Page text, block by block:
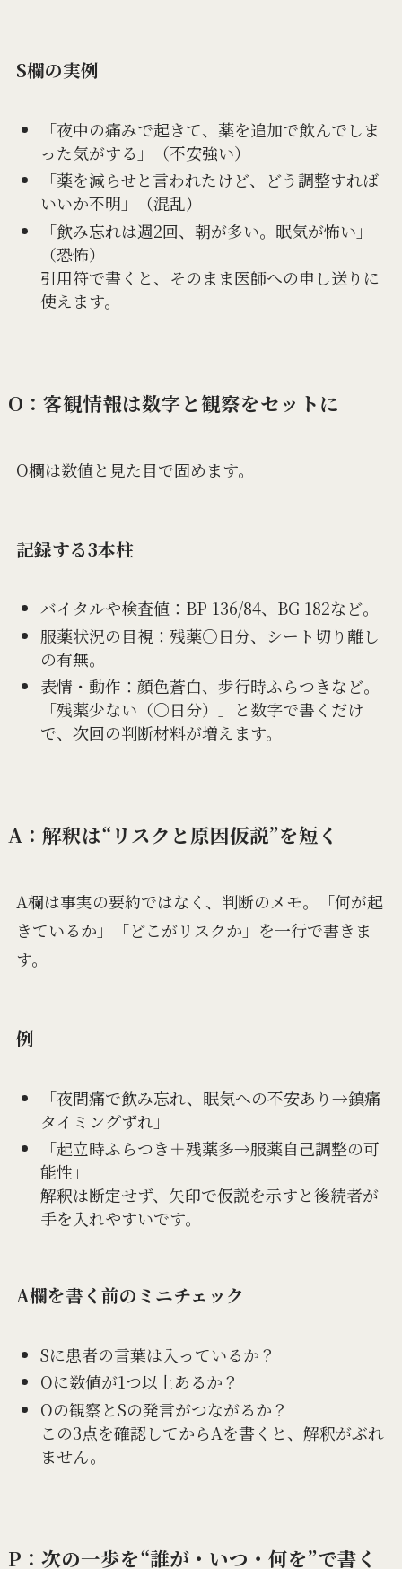
S欄の実例
「夜中の痛みで起きて、薬を追加で飲んでしま
った気がする」（不安強い）
「薬を減らせと言われたけど、どう調整すれば
いいか不明」（混乱）
「飲み忘れは週2回、朝が多い。眠気が怖い」
（恐怖）
引用符で書くと、そのまま医師への申し送りに
使えます。
O：客観情報は数字と観察をセットに
O欄は数値と見た目で固めます。
記録する3本柱
バイタルや検査値：BP 136/84、BG 182など。
服薬状況の目視：残薬○日分、シート切り離し
の有無。
表情・動作：顔色蒼白、歩行時ふらつきなど。
「残薬少ない（○日分）」と数字で書くだけ
で、次回の判断材料が増えます。
A：解釈は“リスクと原因仮説”を短く
A欄は事実の要約ではなく、判断のメモ。「何が起
きているか」「どこがリスクか」を一行で書きま
す。
例
「夜間痛で飲み忘れ、眠気への不安あり→鎮痛
タイミングずれ」
「起立時ふらつき＋残薬多→服薬自己調整の可
能性」
解釈は断定せず、矢印で仮説を示すと後続者が
手を入れやすいです。
A欄を書く前のミニチェック
Sに患者の言葉は入っているか？
Oに数値が1つ以上あるか？
Oの観察とSの発言がつながるか？
この3点を確認してからAを書くと、解釈がぶれ
ません。
P：次の一歩を“誰が・いつ・何を”で書く